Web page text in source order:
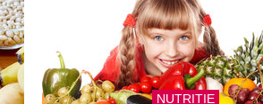
NUTRITIE